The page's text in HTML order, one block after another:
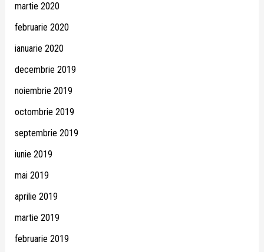
martie 2020
februarie 2020
ianuarie 2020
decembrie 2019
noiembrie 2019
octombrie 2019
septembrie 2019
iunie 2019
mai 2019
aprilie 2019
martie 2019
februarie 2019